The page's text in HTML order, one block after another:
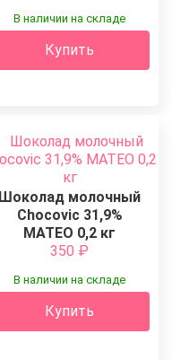
В наличии на складе
Купить
Шоколад молочный
Chocovic 31,9%
МАТЕО 0,2 кг
350 ₽
В наличии на складе
Купить